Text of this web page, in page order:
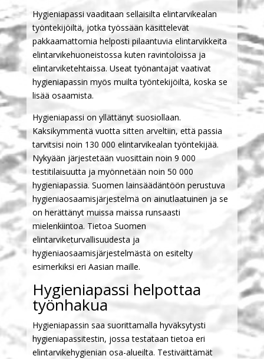
Hygieniapassi vaaditaan sellaisilta elintarvikealan
työntekijöiltä, jotka työssään käsittelevät
pakkaamattomia helposti pilaantuvia elintarvikkeita
elintarvikehuoneistossa kuten ravintoloissa ja
elintarviketehtaissa. Useat työnantajat vaativat
hygieniapassin myös muilta työntekijöiltä, koska se
lisää osaamista.
Hygieniapassi on yllättänyt suosiollaan.
Kaksikymmentä vuotta sitten arveltiin, että passia
tarvitsisi noin 130 000 elintarvikealan työntekijää.
Nykyään järjestetään vuosittain noin 9 000
testitilaisuutta ja myönnetään noin 50 000
hygieniapassia. Suomen lainsäädäntöön perustuva
hygieniaosaamisjärjestelmä on ainutlaatuinen ja se
on herättänyt muissa maissa runsaasti
mielenkiintoa. Tietoa Suomen
elintarviketurvallisuudesta ja
hygieniaosaamisjärjestelmästä on esitelty
esimerkiksi eri Aasian maille.
Hygieniapassi helpottaa
työnhakua
Hygieniapassin saa suorittamalla hyväksytysti
hygieniapassitestin, jossa testataan tietoa eri
elintarvikehygienian osa-alueilta. Testiväittämät